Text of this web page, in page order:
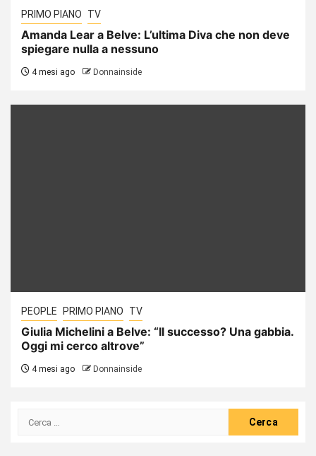
PRIMO PIANO TV
Amanda Lear a Belve: L’ultima Diva che non deve
spiegare nulla a nessuno
4 mesi ago Donnainside
PEOPLE PRIMO PIANO TV
Giulia Michelini a Belve: “Il successo? Una gabbia.
Oggi mi cerco altrove”
4 mesi ago Donnainside
Ricerca